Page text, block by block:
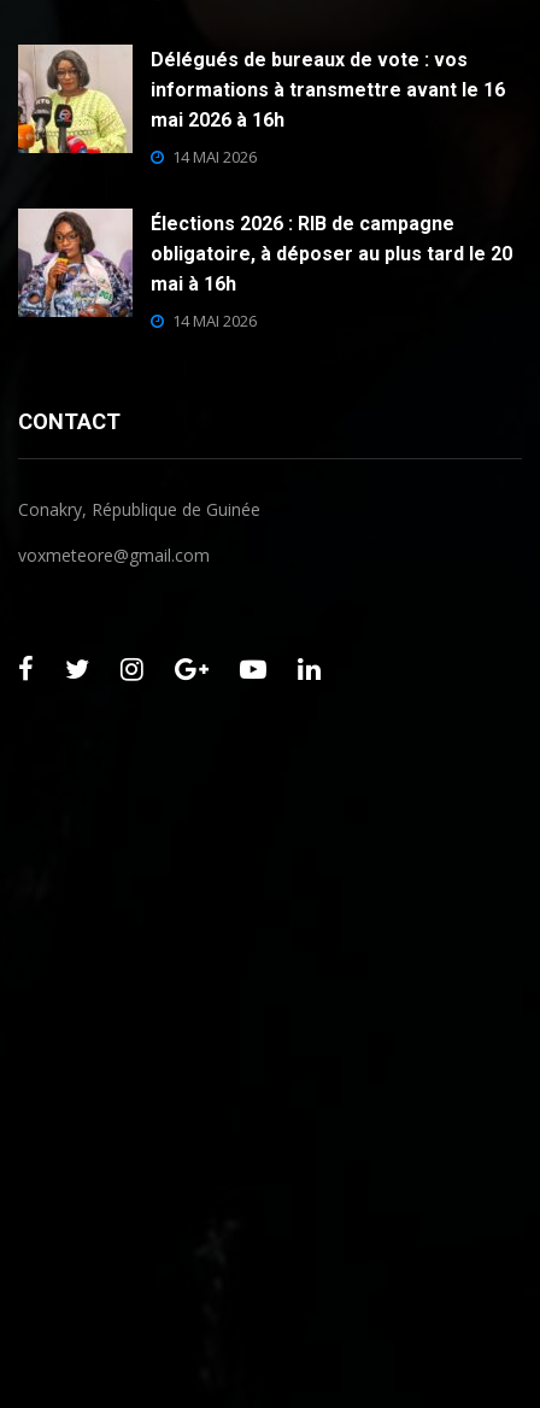
Délégués de bureaux de vote : vos
informations à transmettre avant le 16
mai 2026 à 16h
14 MAI 2026
Élections 2026 : RIB de campagne
obligatoire, à déposer au plus tard le 20
mai à 16h
14 MAI 2026
CONTACT
Conakry, République de Guinée
voxmeteore@gmail.com